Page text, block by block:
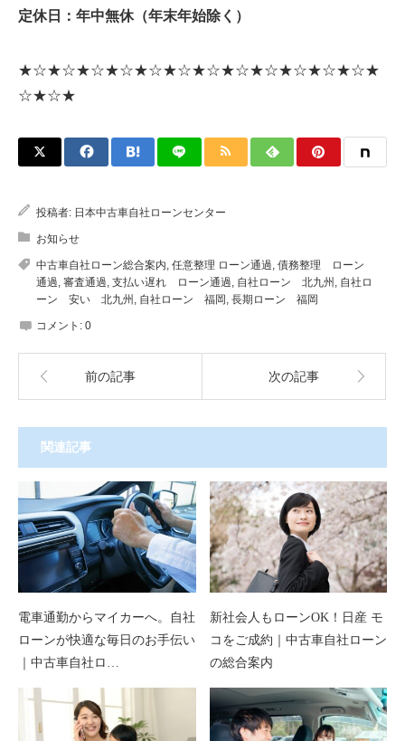
定休日：年中無休（年末年始除く）
★☆★☆★☆★☆★☆★☆★☆★☆★☆★☆★☆★☆★
☆★☆★
投稿者: 日本中古車自社ローンセンター
お知らせ
中古車自社ローン総合案内, 任意整理 ローン通過, 債務整理 ローン
通過, 審査通過, 支払い遅れ ローン通過, 自社ローン 北九州 , 自社ロ
ーン 安い 北九州 , 自社ローン 福岡 , 長期ローン 福岡
コメント: 0
前の記事 次の記事
関連記事
電車通勤からマイカーへ。自社
ローンが快適な毎日のお手伝い
｜中古車自社ロ…
新社会人もローンOK！日産 モ
コをご成約｜中古車自社ローン
の総合案内